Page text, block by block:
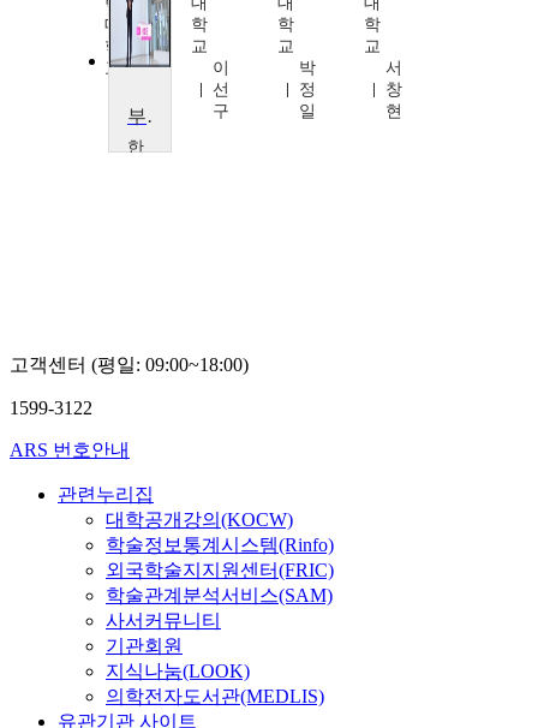
대
학
교
성
학
교
이
선
구
학
교
박
정
일
학
교
서
창
현
부동산투자금융론
한
고객센터 (평일: 09:00~18:00)
1599-3122
ARS 번호안내
관련누리집
대학공개강의(KOCW)
학술정보통계시스템(Rinfo)
외국학술지지원센터(FRIC)
학술관계분석서비스(SAM)
사서커뮤니티
기관회원
지식나눔(LOOK)
의학전자도서관(MEDLIS)
유관기관 사이트